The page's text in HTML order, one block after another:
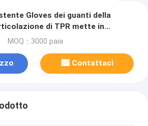
Gloves dei guanti della
di TPR mette in
MOQ：3000 paia
Contattaci